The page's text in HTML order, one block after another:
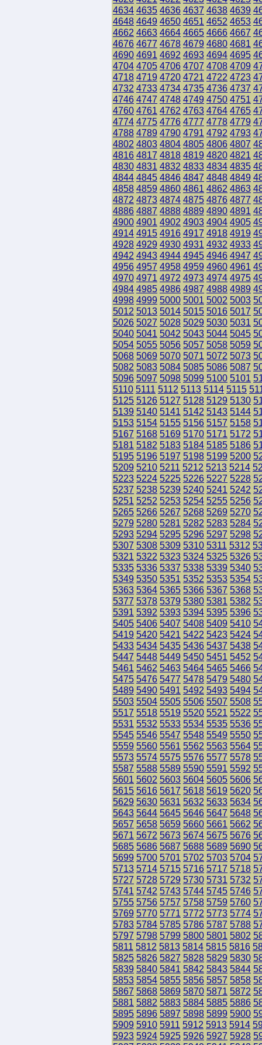
4634 4635 4636 4637 4638 4639
4648 4649 4650 4651 4652 4653
4662 4663 4664 4665 4666 4667
4676 4677 4678 4679 4680 4681
4690 4691 4692 4693 4694 4695
4704 4705 4706 4707 4708 4709
4718 4719 4720 4721 4722 4723
4732 4733 4734 4735 4736 4737
4746 4747 4748 4749 4750 4751
4760 4761 4762 4763 4764 4765
4774 4775 4776 4777 4778 4779
4788 4789 4790 4791 4792 4793
4802 4803 4804 4805 4806 4807
4816 4817 4818 4819 4820 4821
4830 4831 4832 4833 4834 4835
4844 4845 4846 4847 4848 4849
4858 4859 4860 4861 4862 4863
4872 4873 4874 4875 4876 4877
4886 4887 4888 4889 4890 4891
4900 4901 4902 4903 4904 4905
4914 4915 4916 4917 4918 4919
4928 4929 4930 4931 4932 4933
4942 4943 4944 4945 4946 4947
4956 4957 4958 4959 4960 4961
4970 4971 4972 4973 4974 4975
4984 4985 4986 4987 4988 4989
4998 4999 5000 5001 5002 5003
5012 5013 5014 5015 5016 5017
5026 5027 5028 5029 5030 5031
5040 5041 5042 5043 5044 5045
5054 5055 5056 5057 5058 5059
5068 5069 5070 5071 5072 5073
5082 5083 5084 5085 5086 5087
5096 5097 5098 5099 5100 5101
5110 5111 5112 5113 5114 5115
5125 5126 5127 5128 5129 5130
5139 5140 5141 5142 5143 5144
5153 5154 5155 5156 5157 5158
5167 5168 5169 5170 5171 5172
5181 5182 5183 5184 5185 5186
5195 5196 5197 5198 5199 5200
5209 5210 5211 5212 5213 5214
5223 5224 5225 5226 5227 5228
5237 5238 5239 5240 5241 5242
5251 5252 5253 5254 5255 5256
5265 5266 5267 5268 5269 5270
5279 5280 5281 5282 5283 5284
5293 5294 5295 5296 5297 5298
5307 5308 5309 5310 5311 5312
5321 5322 5323 5324 5325 5326
5335 5336 5337 5338 5339 5340
5349 5350 5351 5352 5353 5354
5363 5364 5365 5366 5367 5368
5377 5378 5379 5380 5381 5382
5391 5392 5393 5394 5395 5396
5405 5406 5407 5408 5409 5410
5419 5420 5421 5422 5423 5424
5433 5434 5435 5436 5437 5438
5447 5448 5449 5450 5451 5452
5461 5462 5463 5464 5465 5466
5475 5476 5477 5478 5479 5480
5489 5490 5491 5492 5493 5494
5503 5504 5505 5506 5507 5508
5517 5518 5519 5520 5521 5522
5531 5532 5533 5534 5535 5536
5545 5546 5547 5548 5549 5550
5559 5560 5561 5562 5563 5564
5573 5574 5575 5576 5577 5578
5587 5588 5589 5590 5591 5592
5601 5602 5603 5604 5605 5606
5615 5616 5617 5618 5619 5620
5629 5630 5631 5632 5633 5634
5643 5644 5645 5646 5647 5648
5657 5658 5659 5660 5661 5662
5671 5672 5673 5674 5675 5676
5685 5686 5687 5688 5689 5690
5699 5700 5701 5702 5703 5704
5713 5714 5715 5716 5717 5718
5727 5728 5729 5730 5731 5732
5741 5742 5743 5744 5745 5746
5755 5756 5757 5758 5759 5760
5769 5770 5771 5772 5773 5774
5783 5784 5785 5786 5787 5788
5797 5798 5799 5800 5801 5802
5811 5812 5813 5814 5815 5816
5825 5826 5827 5828 5829 5830
5839 5840 5841 5842 5843 5844
5853 5854 5855 5856 5857 5858
5867 5868 5869 5870 5871 5872
5881 5882 5883 5884 5885 5886
5895 5896 5897 5898 5899 5900
5909 5910 5911 5912 5913 5914
5923 5924 5925 5926 5927 5928